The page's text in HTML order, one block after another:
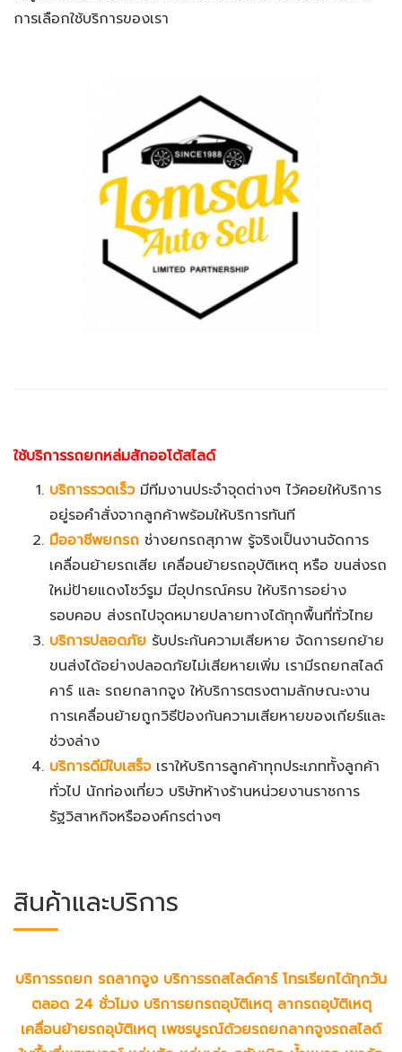
การเลือกใช้บริการของเรา
ใช้บริการรถยกหล่มสักออโต้สไลด์
บริการรวดเร็ว มีทีมงานประจำจุดต่างๆ ไว้คอยให้บริการ
อยู่รอคำสั่งจากลูกค้าพร้อมให้บริการทันที
มืออาชีพยกรถ ช่างยกรถสุภาพ รู้จริงเป็นงานจัดการ
เคลื่อนย้ายรถเสีย เคลื่อนย้ายรถอุบัติเหตุ หรือ ขนส่งรถ
ใหม่ป้ายแดงโชว์รูม มีอุปกรณ์ครบ ให้บริการอย่าง
รอบคอบ ส่งรถไปจุดหมายปลายทางได้ทุกพื้นที่ทั่วไทย
บริการปลอดภัย รับประกันความเสียหาย จัดการยกย้าย
ขนส่งได้อย่างปลอดภัยไม่เสียหายเพิ่ม เรามีรถยกสไลด์
คาร์ และ รถยกลากจูง ให้บริการตรงตามลักษณะงาน
การเคลื่อนย้ายถูกวิธีป้องกันความเสียหายของเกียร์และ
ช่วงล่าง
บริการดีมีใบเสร็จเราให้บริการลูกค้าทุกประเภททั้งลูกค้า
ทั่วไป นักท่องเที่ยว บริษัทห้างร้านหน่วยงานราชการ
รัฐวิสาหกิจหรือองค์กรต่างๆ
สินค้าและบริการ
บริการรถยก รถลากจูง บริการรถสไลด์คาร์ โทรเรียกได้ทุกวัน
ตลอด 24 ชั่วโมง บริการยกรถอุบัติเหตุ ลากรถอุบัติเหตุ
เคลื่อนย้ายรถอุบัติเหตุ เพชรบูรณ์ด้วยรถยกลากจูงรถสไลด์